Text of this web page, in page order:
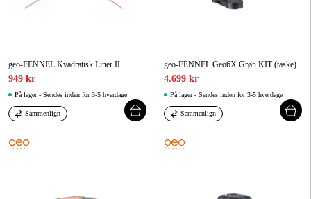
geo-FENNEL Kvadratisk Liner II
949 kr
På lager - Sendes inden for 3-5 hverdage
Sammenlign
geo-FENNEL Geo6X Grøn KIT (taske)
4.699 kr
På lager - Sendes inden for 3-5 hverdage
Sammenlign